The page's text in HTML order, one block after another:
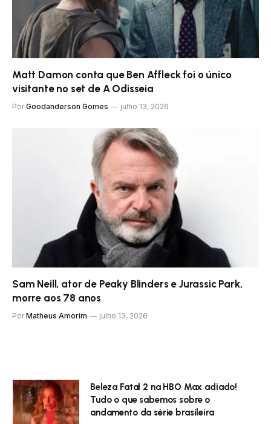
Matt Damon conta que Ben Affleck foi o único
visitante no set de A Odisseia
Por Goodanderson Gomes julho 13, 2026
Sam Neill, ator de Peaky Blinders e Jurassic Park,
morre aos 78 anos
Por Matheus Amorim julho 13, 2026
Beleza Fatal 2 na HBO Max adiado!
Tudo o que sabemos sobre o
andamento da série brasileira